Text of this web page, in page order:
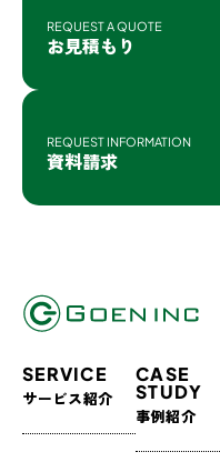
REQUEST A QUOTE
お見積もり
REQUEST INFORMATION
資料請求
SERVICE
サービス紹介
CASE
STUDY
事例紹介